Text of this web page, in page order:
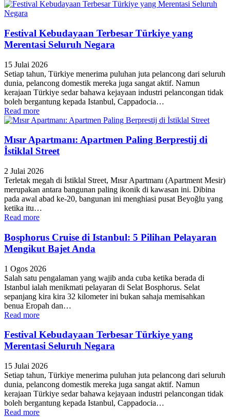
Festival Kebudayaan Terbesar Türkiye yang
Merentasi Seluruh Negara
15 Julai 2026
Setiap tahun, Türkiye menerima puluhan juta pelancong dari seluruh
dunia, pelancong domestik mereka juga sangat aktif. Namun
kerajaan Türkiye sedar bahawa kejayaan industri pelancongan tidak
boleh bergantung kepada Istanbul, Cappadocia…
Read more
Mısır Apartmanı: Apartmen Paling Berprestij di
İstiklal Street
2 Julai 2026
Terletak megah di İstiklal Street, Mısır Apartmanı (Apartment Mesir)
merupakan antara bangunan paling ikonik di kawasan ini. Dibina
pada awal abad ke-20, bangunan ini menghiasi pusat Beyoğlu yang
ketika itu…
Read more
Bosphorus Cruise di Istanbul: 5 Pilihan Pelayaran
Mengikut Bajet Anda
1 Ogos 2026
Salah satu pengalaman yang wajib anda cuba ketika berada di
Istanbul ialah menikmati pelayaran di Selat Bosphorus. Selat
sepanjang kira kira 32 kilometer ini bukan sahaja memisahkan
benua Eropah dan…
Read more
Festival Kebudayaan Terbesar Türkiye yang
Merentasi Seluruh Negara
15 Julai 2026
Setiap tahun, Türkiye menerima puluhan juta pelancong dari seluruh
dunia, pelancong domestik mereka juga sangat aktif. Namun
kerajaan Türkiye sedar bahawa kejayaan industri pelancongan tidak
boleh bergantung kepada Istanbul, Cappadocia…
Read more